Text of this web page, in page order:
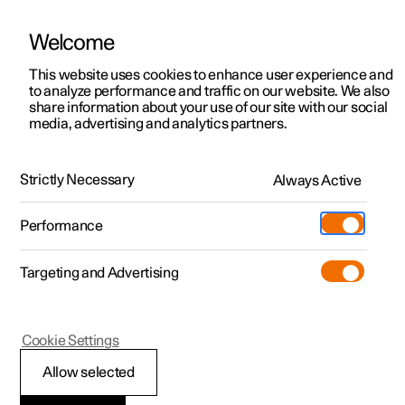
Polestar 2
Polestar 3
Polestar 4
Pre-owned
Shop
Meer
Testrit
Aanbiedingen voor
Testrit
Aanbiedingen voor
Polestar 4 coupé
Ontdek Polestar 4
Testrit
Bekijk onze stockwagens
Aanbiedingen voor
Ontdek Polestar 5
Over pre-owned
Pre-owned aanbiedingen
Aanbiedingen voor particulieren
Aanbiedingen voor
professionelen
Bekijk onze stockwagens
Configureer
Pre-owned
Testrit
Additionals
(Opent in een nieuw venster)
Experiences
Ontmoet ons
Servicepunten
Opladen
Support
HandleidingVideogalerijDownloadsSoftware-updates
Instellingen
Polestar 1
Instellingen resetten op
Welcome
This website uses cookies to enhance user experience and
to analyze performance and traffic on our website. We also
share information about your use of our site with our social
media, advertising and analytics partners.
Strictly Necessary Always Active
Performance
Targeting and Advertising
Allow selected
Cookie Settings